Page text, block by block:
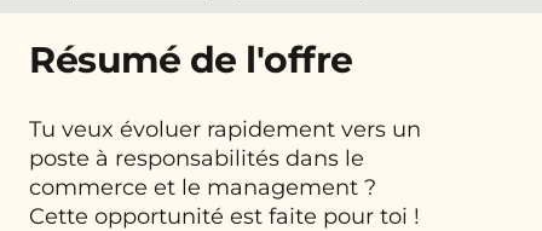
Résumé de l'offre
Tu veux évoluer rapidement vers un
poste à responsabilités dans le
commerce et le management ?
Cette opportunité est faite pour toi !